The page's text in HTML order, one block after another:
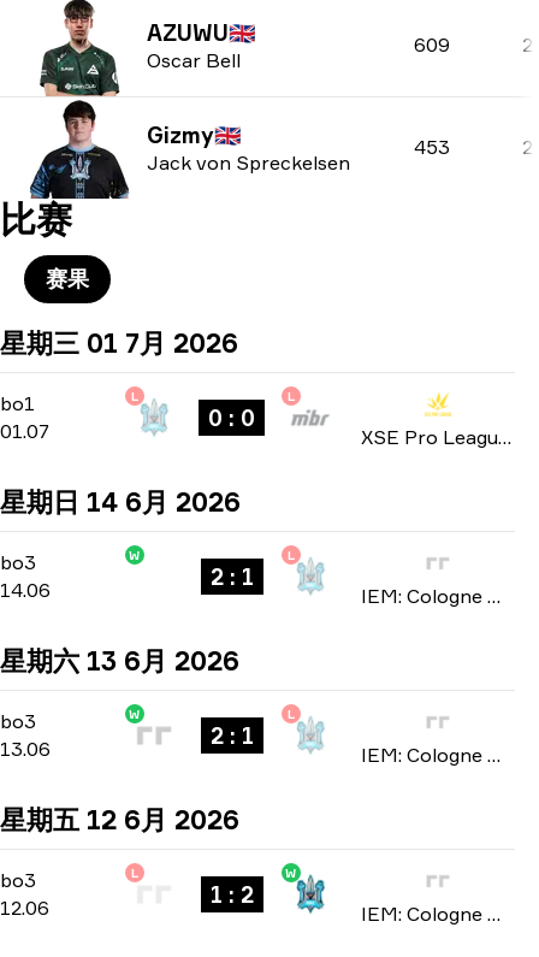
AZUWU🇬🇧
Oscar Bell
609
Gizmy🇬🇧
Jack von Spreckelsen
453
比赛
赛果
星期三 01 7月 2026
bo1 Group Stage-bo1
01.07
L
0 : 0
L
XSE Pro League 2026
星期日 14 6月 2026
bo3
bo3
14.06
W
2 : 1
L
IEM: Cologne Major 2026
星期六 13 6月 2026
bo3
bo3
13.06
W
2 : 1
L
IEM: Cologne Major 2026
星期五 12 6月 2026
bo3
bo3
12.06
L
1 : 2
W
IEM: Cologne Major 2026